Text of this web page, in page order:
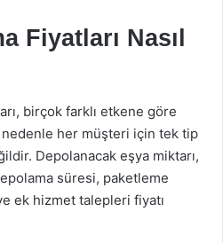
Fiyatları Nasıl
birçok farklı etkene göre
her müşteri için tek tip
Depolanacak eşya miktarı,
süresi, paketleme
ek hizmet talepleri fiyatı